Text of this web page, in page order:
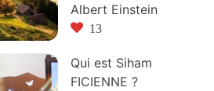
Albert Einstein
13
Qui est Siham
FICIENNE ?